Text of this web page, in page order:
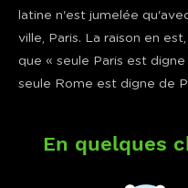
latine n'est jumelée
ville, Paris. La raison en
que « seule Paris est
seule Rome est digne de
En quelques